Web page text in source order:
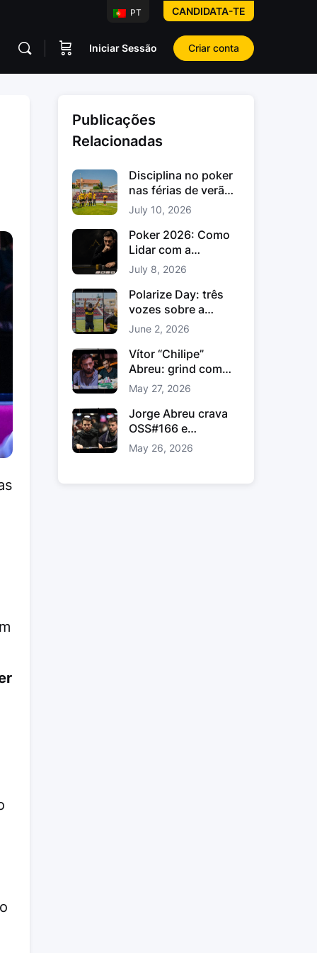
PT CANDIDATA-TE
Iniciar Sessão Criar conta
Publicações
Relacionadas
Disciplina no poker
nas férias de verão:
como manter o foco
July 10, 2026
Poker 2026: Como
Lidar com a
Variância no Poker e
os Downswings
July 8, 2026
Polarize Day: três
vozes sobre a
comunidade e
ligação fora das
mesas
June 2, 2026
Vítor “Chilipe”
Abreu: grind com
método, estudo e
volume inteligente
May 27, 2026
Jorge Abreu crava
OSS#166 e
conquista prémio
gordo na WPN
May 26, 2026